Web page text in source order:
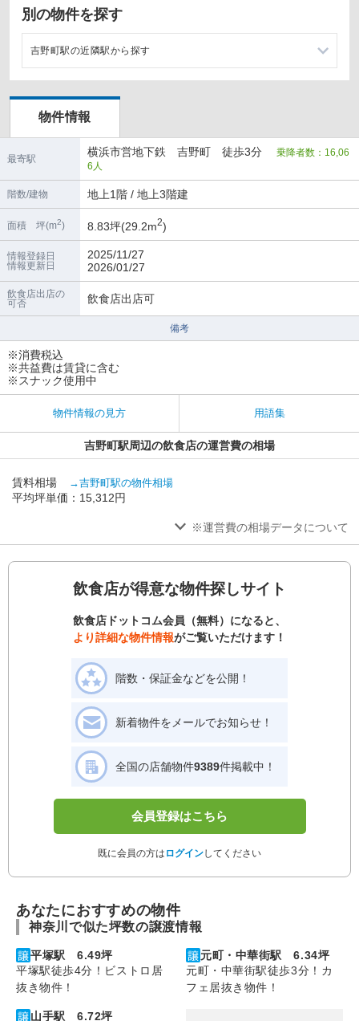
別の物件を探す
吉野町駅の近隣駅から探す
蒔田駅の店舗物件・貸店舗・テナント一覧
伊勢佐木長者町駅の店舗物件・貸店舗・テナント一覧
弘明寺駅の店舗物件・貸店舗・テナント一覧
物件情報
最寄駅
横浜市営地下鉄 吉野町 徒歩3分 乗降者数：16,06
6人
階数/建物 地上1階 / 地上3階建
面積 坪(m2) 8.83坪(29.2m2)
情報登録日
情報更新日
2025/11/27
2026/01/27
飲食店出店の
可否
飲食店出店可
備考
※消費税込
※共益費は賃貸に含む
※スナック使用中
物件情報の見方 用語集
吉野町駅周辺の飲食店の運営費の相場
賃料相場 →吉野町駅の物件相場
平均坪単価：15,312円
※運営費の相場データについて
飲食店が得意な物件探しサイト
飲食店ドットコム会員（無料）になると、
より詳細な物件情報がご覧いただけます！
階数・保証金などを公開！
新着物件をメールでお知らせ！
全国の店舗物件9389件掲載中！
会員登録はこちら
既に会員の方は ログインしてください
あなたにおすすめの物件
神奈川で似た坪数の譲渡情報
平塚駅 6.49坪
平塚駅徒歩4分！ビストロ居
抜き物件！
元町・中華街駅 6.34坪
元町・中華街駅徒歩3分！カ
フェ居抜き物件！
山手駅 6.72坪